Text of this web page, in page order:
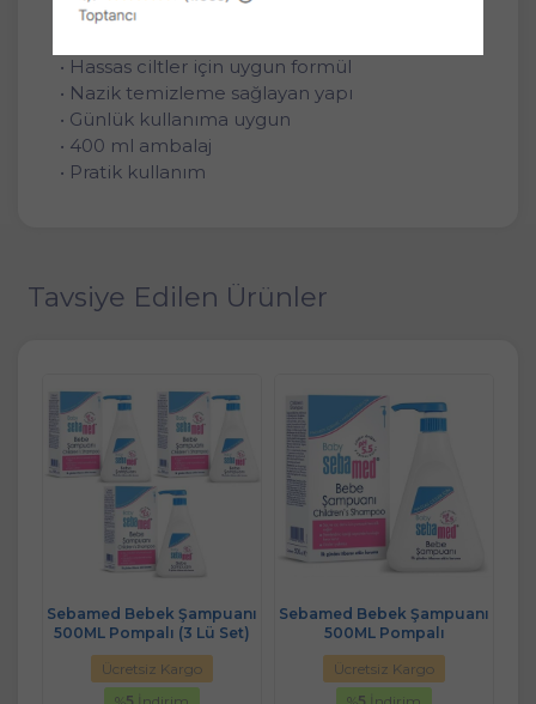
Ürün Özellikleri
• Hassas ciltler için uygun formül
• Nazik temizleme sağlayan yapı
• Günlük kullanıma uygun
• 400 ml ambalaj
• Pratik kullanım
Tavsiye Edilen Ürünler
Sebamed Bebek Şampuanı
500ML Pompalı (3 Lü Set)
Ücretsiz Kargo
Sebamed Bebek Şampuanı
500ML Pompalı
Ücretsiz Kargo